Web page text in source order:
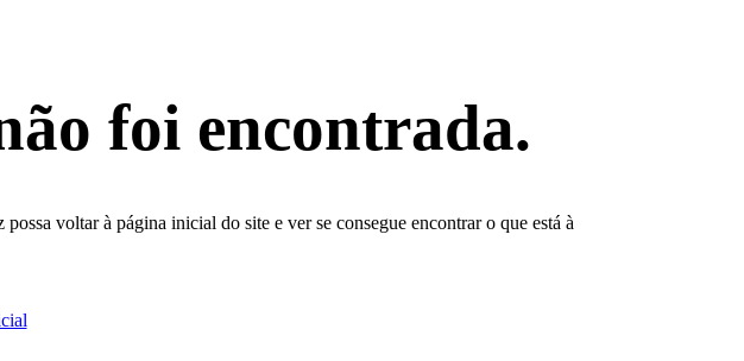
foi encontrada.
voltar à página inicial do site e ver se consegue encontrar o que está à